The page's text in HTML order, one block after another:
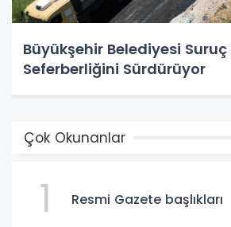
Büyükşehir Belediyesi Suruç
Seferberliğini Sürdürüyor
Çok Okunanlar
1 Resmi Gazete başlıkları